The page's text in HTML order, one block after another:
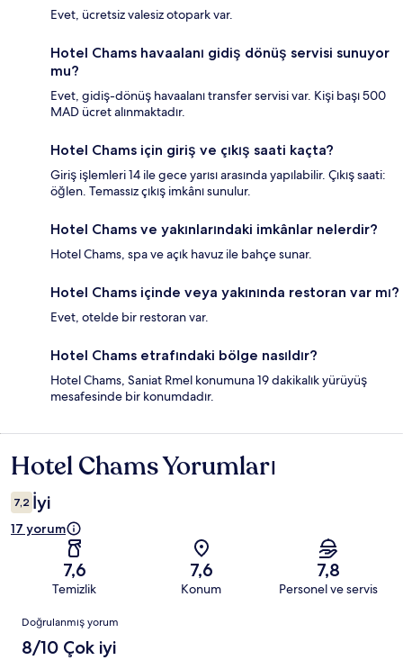
Evet, ücretsiz valesiz otopark var.
Hotel Chams havaalanı gidiş dönüş servisi sunuyor
mu?
Evet, gidiş-dönüş havaalanı transfer servisi var. Kişi başı 500
MAD ücret alınmaktadır.
Hotel Chams için giriş ve çıkış saati kaçta?
Giriş işlemleri 14 ile gece yarısı arasında yapılabilir. Çıkış saati:
öğlen. Temassız çıkış imkânı sunulur.
Hotel Chams ve yakınlarındaki imkânlar nelerdir?
Hotel Chams, spa ve açık havuz ile bahçe sunar.
Hotel Chams içinde veya yakınında restoran var mı?
Evet, otelde bir restoran var.
Hotel Chams etrafındaki bölge nasıldır?
Hotel Chams, Saniat Rmel konumuna 19 dakikalık yürüyüş
mesafesinde bir konumdadır.
Yorumlar
Hotel Chams Yorumları
7,2 İyi
17 yorum
7,6
Temizlik
7,6
Konum
7,8
Personel ve servis
Yorumlar
Doğrulanmış yorum
8/10 Çok iyi